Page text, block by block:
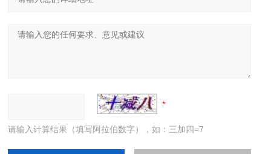
请输入计算结果（填写阿拉伯数字），如：三加四=7